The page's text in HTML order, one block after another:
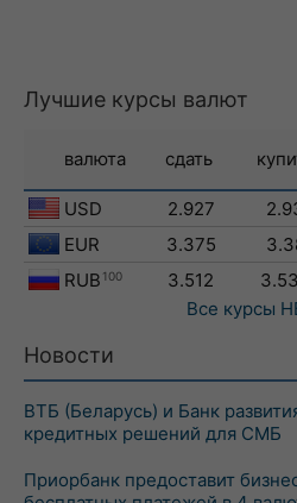
Лучшие курсы валют
валюта сдать
USD 2.927
EUR
3.375
RUB 100 3.512
Все курсы
Новости
ВТБ (Беларусь) и Банк
кредитных решений для СМБ
Приорбанк предоставит